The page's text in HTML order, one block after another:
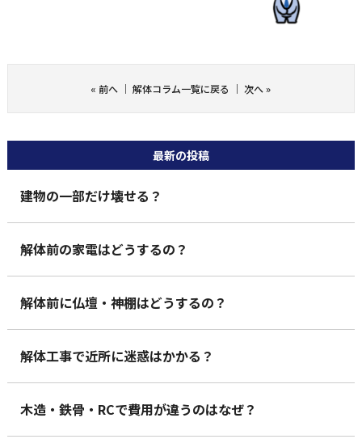
« 前へ ｜解体コラム一覧に戻る ｜次へ»
最新の投稿
建物の一部だけ壊せる？
解体前の家電はどうするの？
解体前に仏壇・神棚はどうするの？
解体工事で近所に迷惑はかかる？
木造・鉄骨・RCで費用が違うのはなぜ？